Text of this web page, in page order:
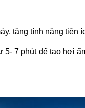
tăng tính năng
5- 7 phút để tạo hơi